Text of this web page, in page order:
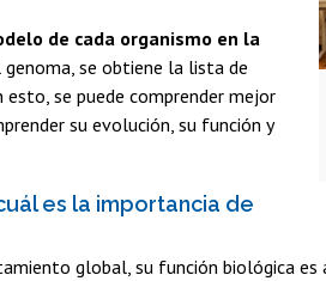
de cada organismo en la
se obtiene la lista de
se puede comprender mejor
su evolución, su función y
es la importancia de
global, su función biológica es